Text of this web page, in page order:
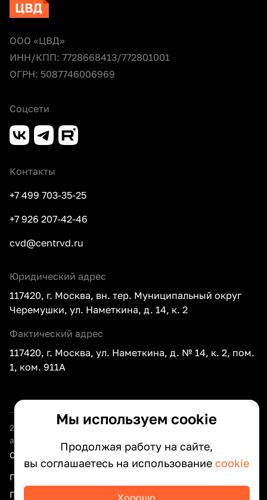
ООО «ЦВД»
ИНН/КПП: 7728668413/772801001
ОГРН: 5087746006969
Соцсети
Контакты
+7 499 703-35-25
+7 926 207-42-46
cvd@centrvd.ru
Юридический адрес
117420, г. Москва, вн. тер. Муниципальный округ
Черемушки, ул. Наметкина, д. 14, к. 2
Фактический адрес
117420, г. Москва, ул. Наметкина, д. № 14, к. 2, пом.
1, ком. 911А
2026
ООО «Центр внедрения документооборота» —
автоматизация документооборота вашего бизнеса
Сведения об организации
Политика оператора по обработке персональных данных
Политика конфиденциальности интернет-сайта
Мы используем cookie
Продолжая работу на сайте,
вы соглашаетесь на использование cookie
Хорошо